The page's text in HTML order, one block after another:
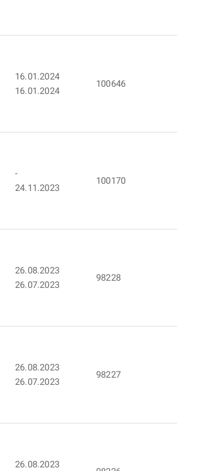
16.01.2024
16.01.2024
100646
-
24.11.2023
100170
26.08.2023
26.07.2023
98228
26.08.2023
26.07.2023
98227
26.08.2023